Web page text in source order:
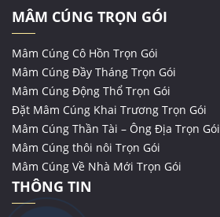
MÂM CÚNG TRỌN GÓI
Mâm Cúng Cô Hồn Trọn Gói
Mâm Cúng Đầy Tháng Trọn Gói
Mâm Cúng Động Thổ Trọn Gói
Đặt Mâm Cúng Khai Trương Trọn Gói
Mâm Cúng Thần Tài – Ông Địa Trọn Gói
Mâm Cúng thôi nôi Trọn Gói
Mâm Cúng Về Nhà Mới Trọn Gói
THÔNG TIN